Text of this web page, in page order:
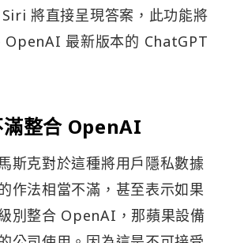
將直接呈現答案，此功能將
最新版本的 ChatGPT
滿整合 OpenAI
斯克對於這種將用戶隱私數據
作法相當不滿，甚至表示如果
別整合 OpenAI，那蘋果設備